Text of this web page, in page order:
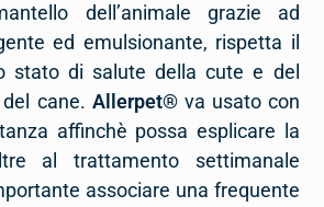
dell’animale grazie ad
ed emulsionante, rispetta il
stato di salute della cute e del
cane. Allerpet®va usato con
affinchè possa esplicare la
al trattamento settimanale
associare una frequente